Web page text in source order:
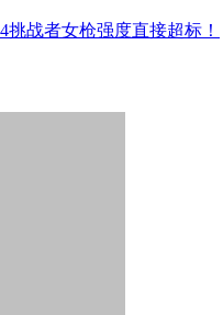
战者女枪强度直接超标！